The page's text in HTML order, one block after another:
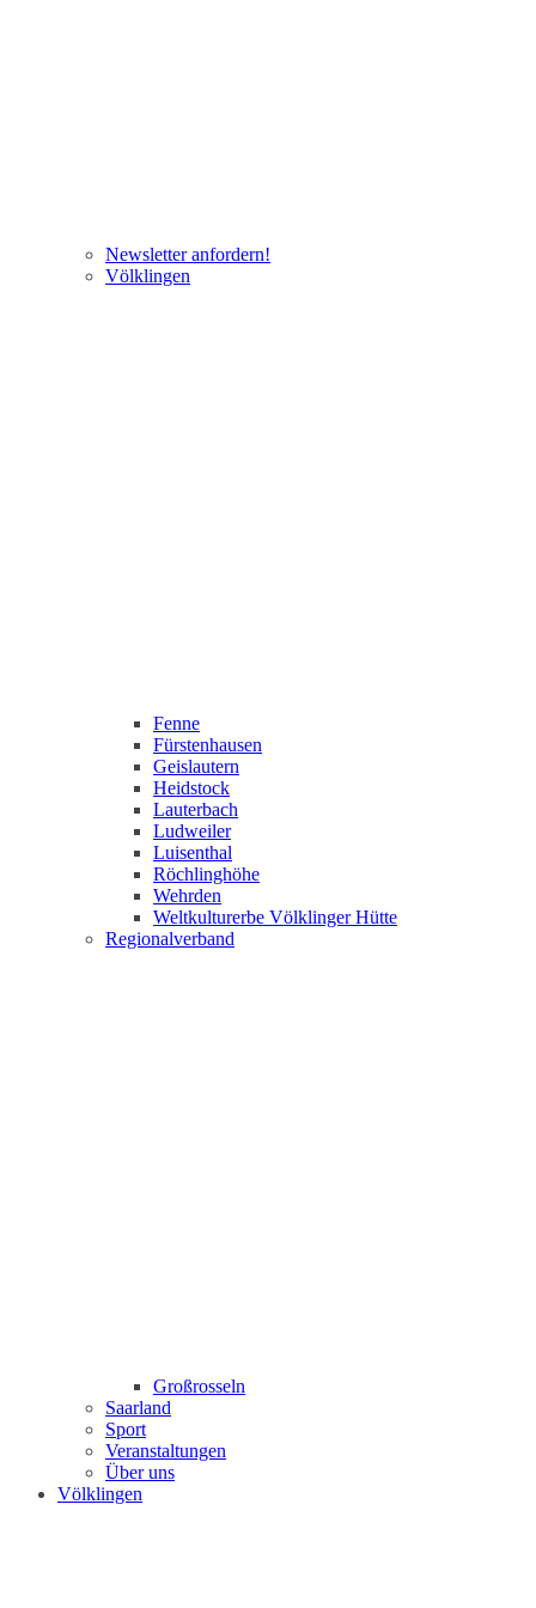
Newsletter anfordern!
Völklingen
Fenne
Fürstenhausen
Geislautern
Heidstock
Lauterbach
Ludweiler
Luisenthal
Röchlinghöhe
Wehrden
Weltkulturerbe Völklinger Hütte
Regionalverband
Großrosseln
Saarland
Sport
Veranstaltungen
Über uns
Völklingen